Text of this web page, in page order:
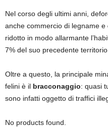
Nel corso degli ultimi anni,
anche commercio di legname
ridotto in modo allarmante
7% del suo precedente territorio.
Oltre a questo, la principale
felini è il bracconaggio: quasi
sono infatti oggetto di traffici
No products found.